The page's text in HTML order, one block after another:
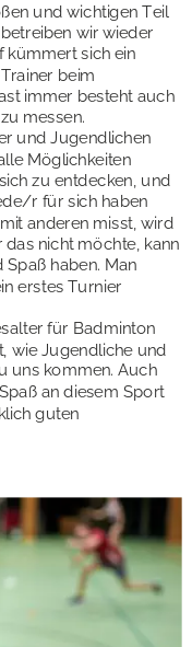
und wichtigen Teil
wir wieder
kümmert sich ein
beim
immer besteht auch
messen.
und Jugendlichen
Möglichkeiten
zu entdecken, und
r für sich haben
anderen misst, wird
nicht möchte, kann
haben. Man
erstes Turnier
für Badminton
wie Jugendliche und
uns kommen. Auch
an diesem Sport
guten